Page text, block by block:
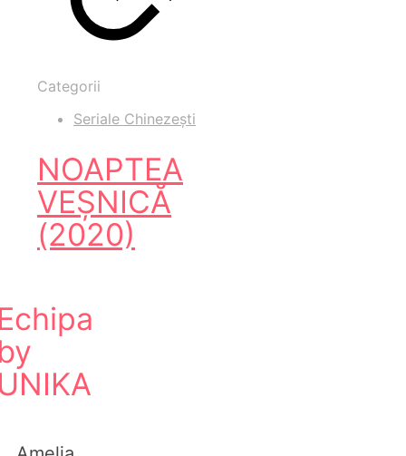
Categorii
Seriale Chinezești
NOAPTEA
VEȘNICĂ
(2020)